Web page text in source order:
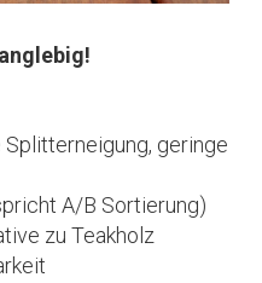
geringe
A/B Sortierung)
zu Teakholz